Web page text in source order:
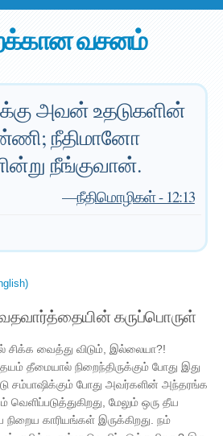
வசனம்
அவன் உதடுகளின்
நீதிமானோ
நீங்குவான்.
—நீதிமொழிகள் - 12:13
கருப்பொருள்
வைத்து விடும், இல்லையா?!
தீமையால் நிறைந்திருக்கும் போது இது
சம்பாஷிக்கும் போது அவர்களின் அந்தரங்க
மேலும் ஒரு தீய
காரியங்கள் இருக்கிறது. நம்